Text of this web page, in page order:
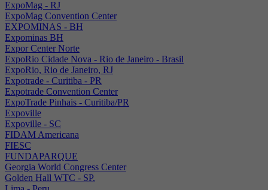
ExpoMag - RJ
ExpoMag Convention Center
EXPOMINAS - BH
Expominas BH
Expor Center Norte
ExpoRio Cidade Nova - Rio de Janeiro - Brasil
ExpoRio, Rio de Janeiro, RJ
Expotrade - Curitiba - PR
Expotrade Convention Center
ExpoTrade Pinhais - Curitiba/PR
Expoville
Expoville - SC
FIDAM Americana
FIESC
FUNDAPARQUE
Georgia World Congress Center
Golden Hall WTC - SP.